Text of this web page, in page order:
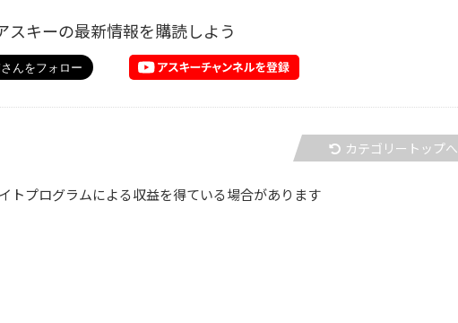
スキーの最新情報を購読しよう
カテゴリートップへ
トプログラムによる収益を得ている場合があります